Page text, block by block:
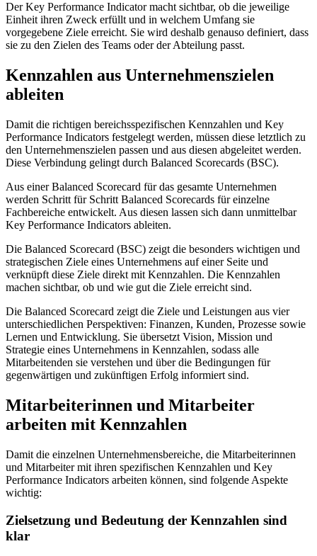
Der Key Performance Indicator macht sichtbar, ob die jeweilige
Einheit ihren Zweck erfüllt und in welchem Umfang sie
vorgegebene Ziele erreicht. Sie wird deshalb genauso definiert, dass
sie zu den Zielen des Teams oder der Abteilung passt.
Kennzahlen aus Unternehmenszielen
ableiten
Damit die richtigen bereichsspezifischen Kennzahlen und Key
Performance Indicators festgelegt werden, müssen diese letztlich zu
den Unternehmenszielen passen und aus diesen abgeleitet werden.
Diese Verbindung gelingt durch Balanced Scorecards (BSC).
Aus einer Balanced Scorecard für das gesamte Unternehmen
werden Schritt für Schritt Balanced Scorecards für einzelne
Fachbereiche entwickelt. Aus diesen lassen sich dann unmittelbar
Key Performance Indicators ableiten.
Die Balanced Scorecard (BSC) zeigt die besonders wichtigen und
strategischen Ziele eines Unternehmens auf einer Seite und
verknüpft diese Ziele direkt mit Kennzahlen. Die Kennzahlen
machen sichtbar, ob und wie gut die Ziele erreicht sind.
Die Balanced Scorecard zeigt die Ziele und Leistungen aus vier
unterschiedlichen Perspektiven: Finanzen, Kunden, Prozesse sowie
Lernen und Entwicklung. Sie übersetzt Vision, Mission und
Strategie eines Unternehmens in Kennzahlen, sodass alle
Mitarbeitenden sie verstehen und über die Bedingungen für
gegenwärtigen und zukünftigen Erfolg informiert sind.
Mitarbeiterinnen und Mitarbeiter
arbeiten mit Kennzahlen
Damit die einzelnen Unternehmensbereiche, die Mitarbeiterinnen
und Mitarbeiter mit ihren spezifischen Kennzahlen und Key
Performance Indicators arbeiten können, sind folgende Aspekte
wichtig:
Zielsetzung und Bedeutung der Kennzahlen sind
klar